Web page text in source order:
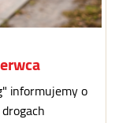
informujemy o